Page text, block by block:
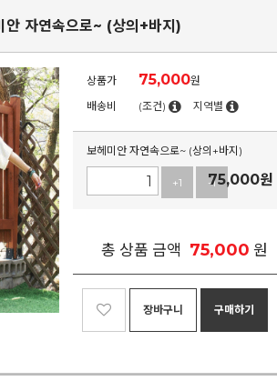
안 자연속으로~ (상의+바지)
상품가 75,000원
배송비
(조건) 지역별
보헤미안 자연속으로~ (상의+바지)
+1 -1
75,000원
총 상품 금액 75,000 원
장바구니 구매하기